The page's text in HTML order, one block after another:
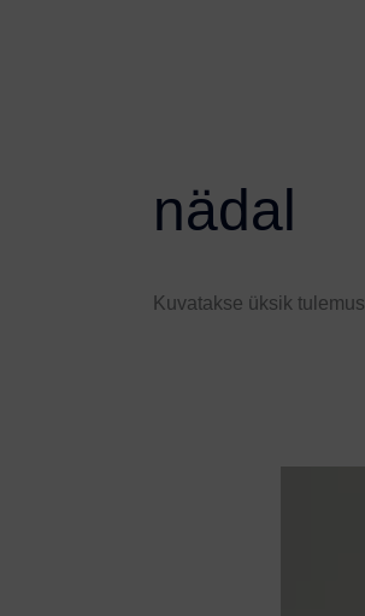
nädal
Kuvatakse üksik tulemus